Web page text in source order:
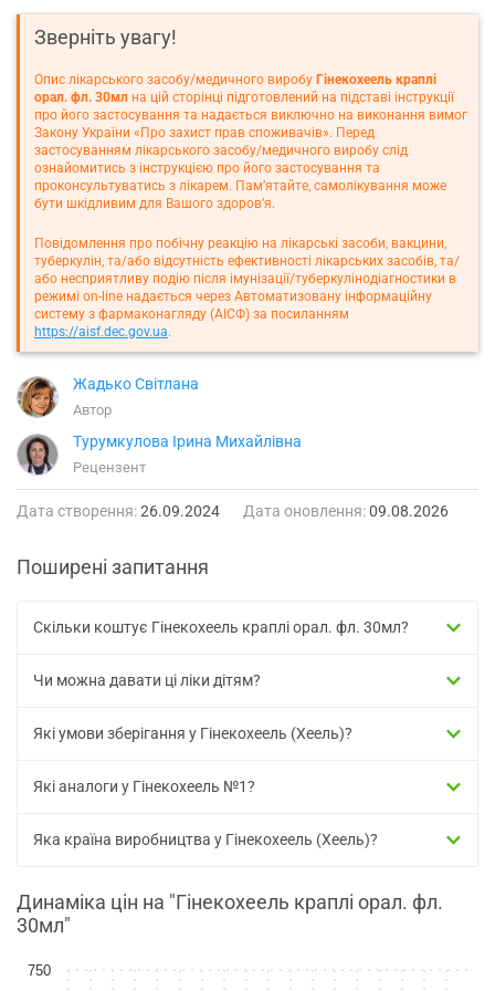
Зверніть увагу!
Опис лікарського засобу/медичного виробу Гінекохеель краплі
орал. фл. 30мл на цій сторінці підготовлений на підставі інструкції
про його застосування та надається виключно на виконання вимог
Закону України «Про захист прав споживачів». Перед
застосуванням лікарського засобу/медичного виробу слід
ознайомитись з інструкцією про його застосування та
проконсультуватись з лікарем. Пам’ятайте, самолікування може
бути шкідливим для Вашого здоров’я.
Повідомлення про побічну реакцію на лікарські засоби, вакцини,
туберкулін, та/або відсутність ефективності лікарських засобів, та/
або несприятливу подію після імунізації/туберкулінодіагностики в
режимі on-line надається через Автоматизовану інформаційну
систему з фармаконагляду (АІСФ) за посиланням
https://aisf.dec.gov.ua.
Жадько Світлана
Автор
Турумкулова Ірина Михайлівна
Рецензент
Дата створення:26.09.2024 Дата оновлення:09.08.2026
Поширені запитання
Скільки коштує Гінекохеель краплі орал. фл. 30мл?
Чи можна давати ці ліки дітям?
Які умови зберігання у Гінекохеель (Хеель)?
Які аналоги у Гінекохеель №1?
Яка країна виробництва у Гінекохеель (Хеель)?
Динаміка цін на "Гінекохеель краплі орал. фл.
30мл"
750